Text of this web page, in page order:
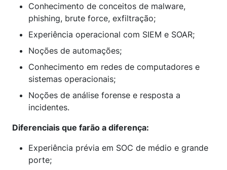
Conhecimento de conceitos de malware,
phishing, brute force, exfiltração;
Experiência operacional com SIEM e SOAR;
Noções de automações;
Conhecimento em redes de computadores e
sistemas operacionais;
Noções de análise forense e resposta a
incidentes.
Diferenciais que farão a diferença:
Experiência prévia em SOC de médio e grande
porte;